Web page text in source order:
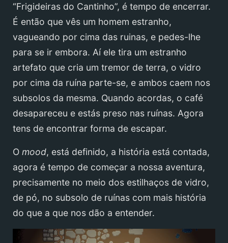
“Frigideiras do Cantinho”, é tempo de encerrar.
É então que vês um homem estranho,
vagueando por cima das ruinas, e pedes-lhe
para se ir embora. Aí ele tira um estranho
artefato que cria um tremor de terra, o vidro
por cima da ruína parte-se, e ambos caem nos
subsolos da mesma. Quando acordas, o café
desapareceu e estás preso nas ruínas. Agora
tens de encontrar forma de escapar.
O mood, está definido, a história está contada,
agora é tempo de começar a nossa aventura,
precisamente no meio dos estilhaços de vidro,
de pó, no subsolo de ruínas com mais história
do que a que nos dão a entender.